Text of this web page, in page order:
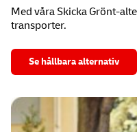
Med våra Skicka Grönt-
transporter.
Se hållbara alternativ